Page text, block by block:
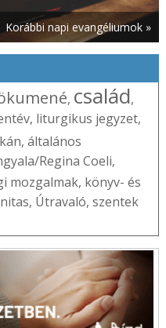
Korábbi napi evangéliumok »
, család,
, liturgikus jegyzet,
, általános
Regina Coeli,
mozgalmak, könyv- és
, Útravaló, szentek